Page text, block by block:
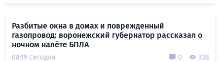
Разбитые окна в домах и поврежденный
газопровод: воронежский губернатор рассказал о
ночном налёте БПЛА
08:19 Сегодня 0 338